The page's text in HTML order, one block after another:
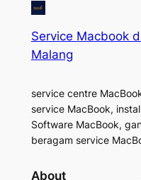
Service Macbook
Malang
service centre
service MacBook,
Software MacBook,
beragam service
About